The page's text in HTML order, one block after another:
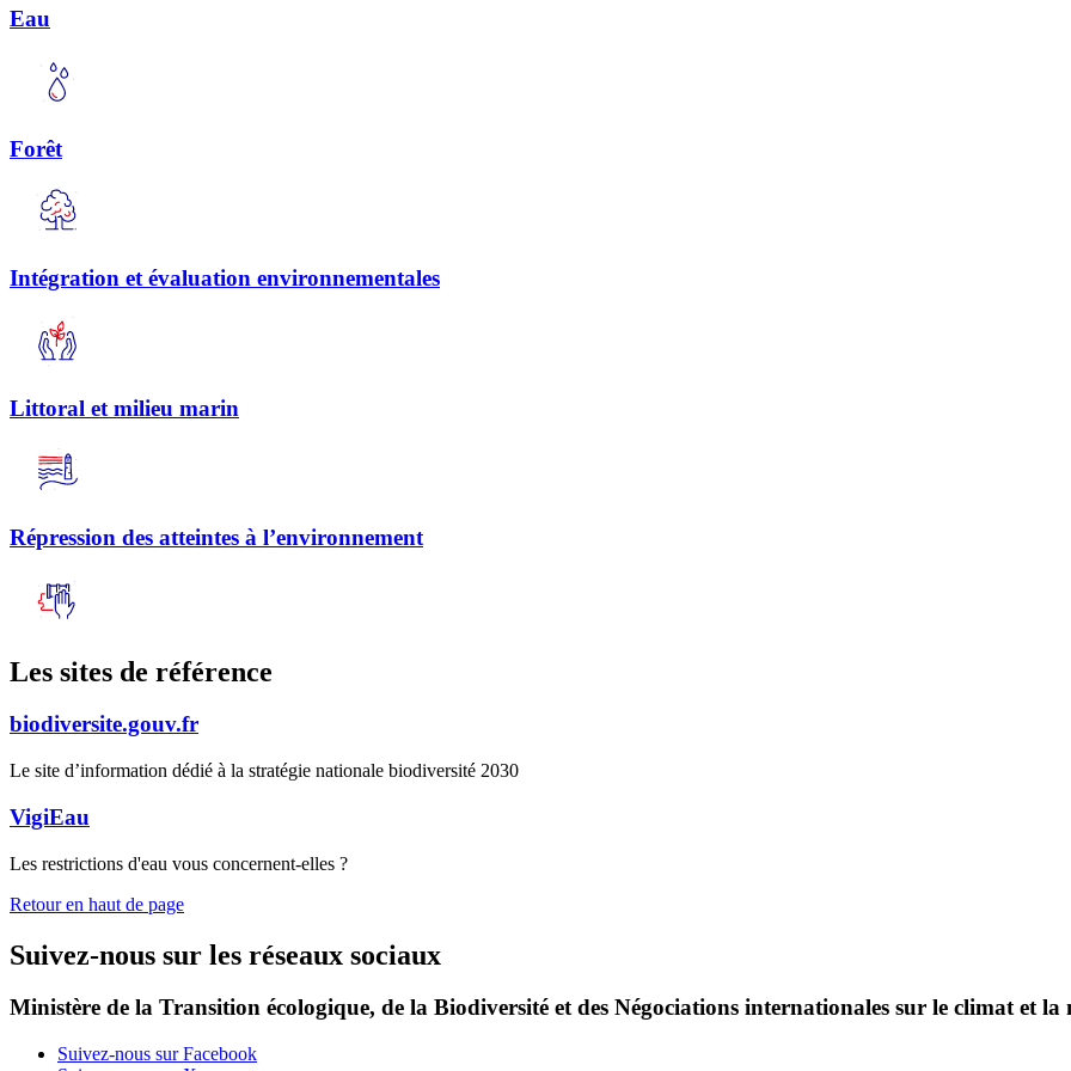
Eau
Forêt
Intégration et évaluation environnementales
Littoral et milieu marin
Répression des atteintes à l’environnement
Les sites de référence
biodiversite.gouv.fr
Le site d’information dédié à la stratégie nationale biodiversité 2030
VigiEau
Les restrictions d'eau vous concernent-elles ?
Retour en haut de page
Suivez-nous sur les réseaux sociaux
Ministère de la Transition écologique, de la Biodiversité et des Négociations internationales sur le climat et la
Suivez-nous sur Facebook